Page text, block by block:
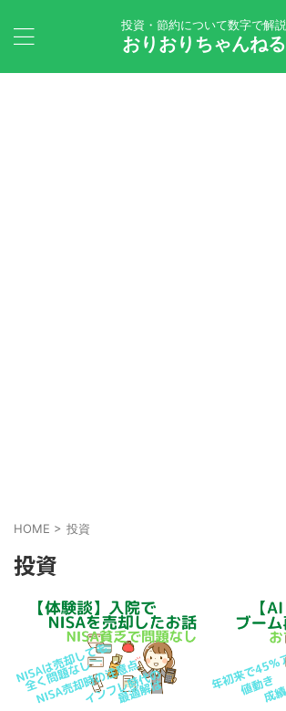
投資・節約について数字で解説
おりおりちゃんねる
HOME > 投資
投資